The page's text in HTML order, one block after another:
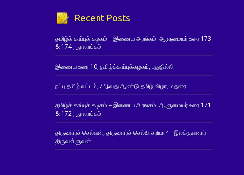
Recent Posts
தமிழ்க் காப்புக் கழகம் – இணைய அரங்கம்: ஆளுமையர் உரை 173
& 174 ; நூலரங்கம்
இணைய உரை 10, தமிழ்க்காப்புக்கழகம், புதுதில்லி
நட்பு தமிழ் வட்டம், 7ஆவது ஆண்டு தமிழ் விழா, மதுரை
தமிழ்க் காப்புக் கழகம் – இணைய அரங்கம்: ஆளுமையர் உரை 171
& 172 ; நூலரங்கம்
திருவளர்ச் செல்வன், திருவளர்ச் செல்வி சரியா? – இலக்குவனார்
திருவள்ளுவன்